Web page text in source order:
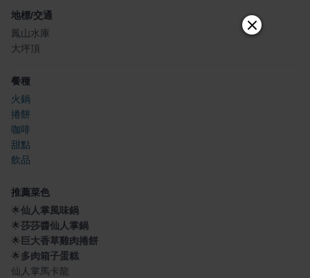
地標/交通
鳳山水庫
大坪頂
餐種
火鍋
捲餅
咖啡
甜點
飲品
推薦菜色
🌟仙人掌風味鍋
🌟莎莎醬仙人掌鍋
🌟 巨大香草雞肉捲餅
🌟多肉箱子蛋糕
仙人掌馬卡龍